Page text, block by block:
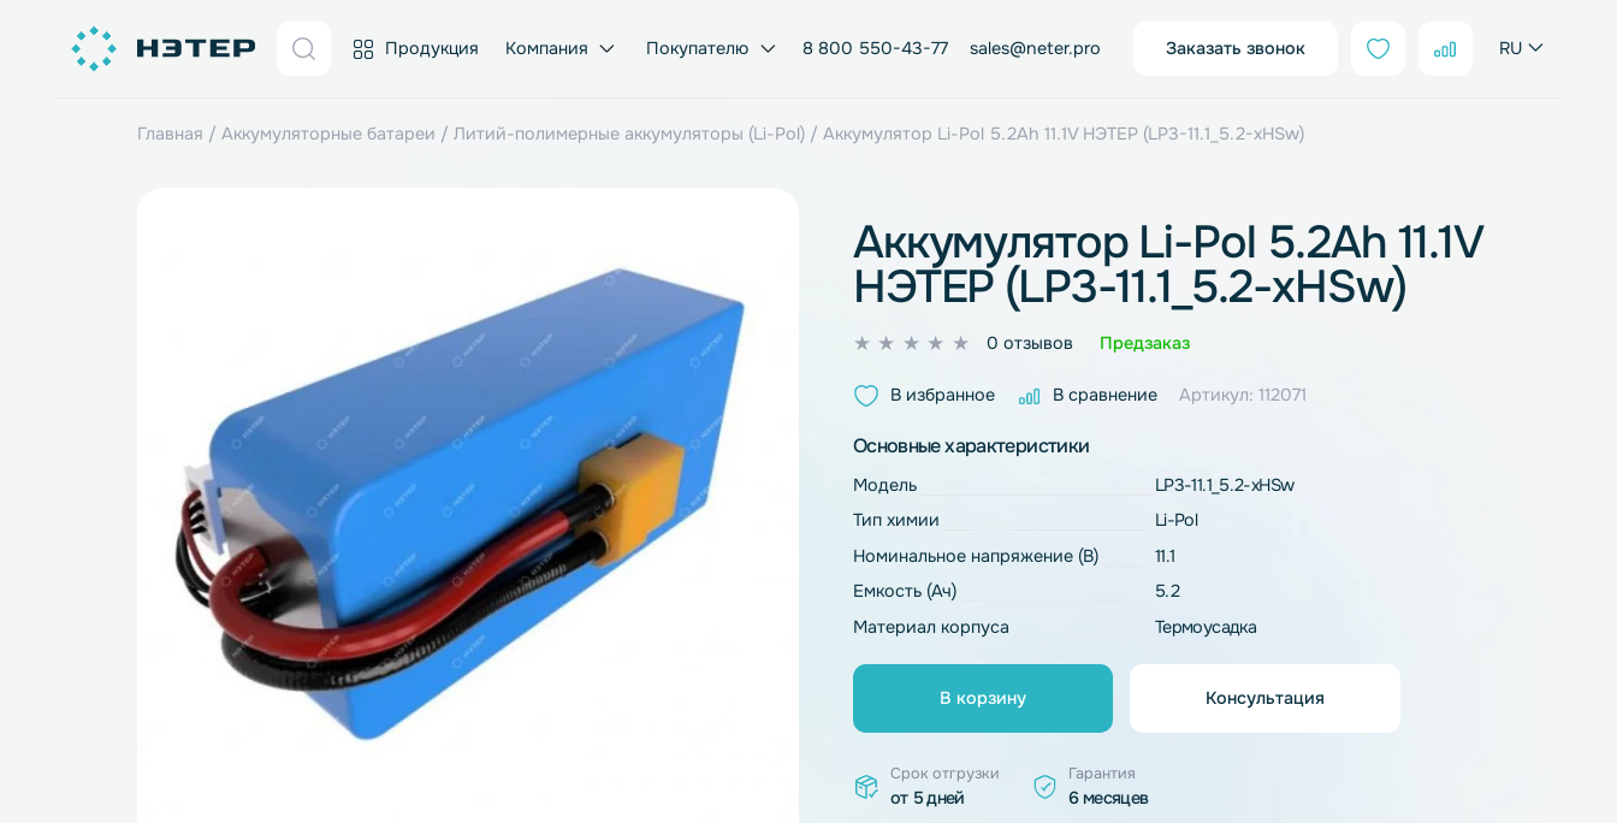
Продукция Компания Покупателю 8 800 550-43-77 sales@neter.pro Заказать звонок
Главная /Аккумуляторные батареи/Литий-полимерные аккумуляторы (Li-Pol)/ Аккумулятор Li-Pol 5.2Ah 11.1V НЭТЕР (LP3-11.1_5.2-xHSw)
Аккумулятор Li-Pol 5.2Ah
НЭТЕР (LP3-11.1_5.2-xHSw)
0
5
В избранное
Основные характеристики
Тип химии
Номинальное напряжение (В)
Материал корпуса
Термоусадка
В корзину